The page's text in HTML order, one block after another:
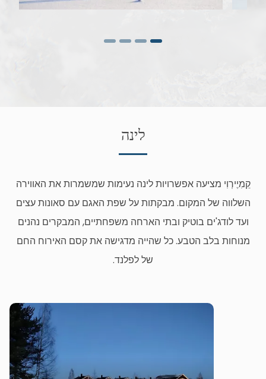
לינה
קֵמִיֶירְוִי מציעה אפשרויות לינה נעימות שמשמרות את האווירה
השלווה של המקום. מבקתות על שפת האגם עם סאונות עצים
ועד לודג'ים בוטיק ובתי הארחה משפחתיים, המבקרים נהנים
מנוחות בלב הטבע. כל שהייה מדגישה את קסם האירוח החם
של לפלנד.